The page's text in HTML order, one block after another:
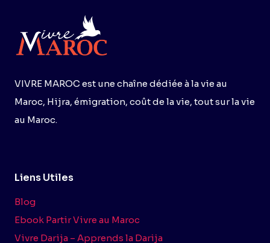
REVOLUT
ET
COUPE
DU
VIVRE MAROC est une chaîne dédiée à la vie au
Maroc, Hijra, émigration, coût de la vie, tout sur la vie
au Maroc.
Liens Utiles
Blog
Ebook Partir Vivre au Maroc
Vivre Darija – Apprends la Darija